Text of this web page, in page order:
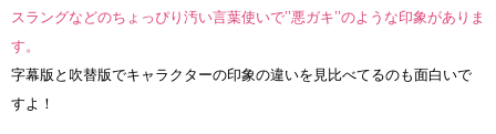
スラングなどのちょっぴり汚い言葉使いで’’悪ガキ’’のような印象がありま
す。
字幕版と吹替版でキャラクターの印象の違いを見比べてるのも面白いで
すよ！